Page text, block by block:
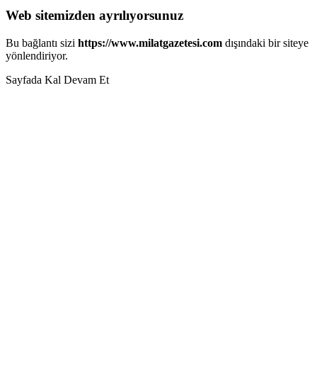
Web sitemizden ayrılıyorsunuz
Bu bağlantı sizi https://www.milatgazetesi.com dışındaki bir siteye
yönlendiriyor.
Sayfada Kal Devam Et